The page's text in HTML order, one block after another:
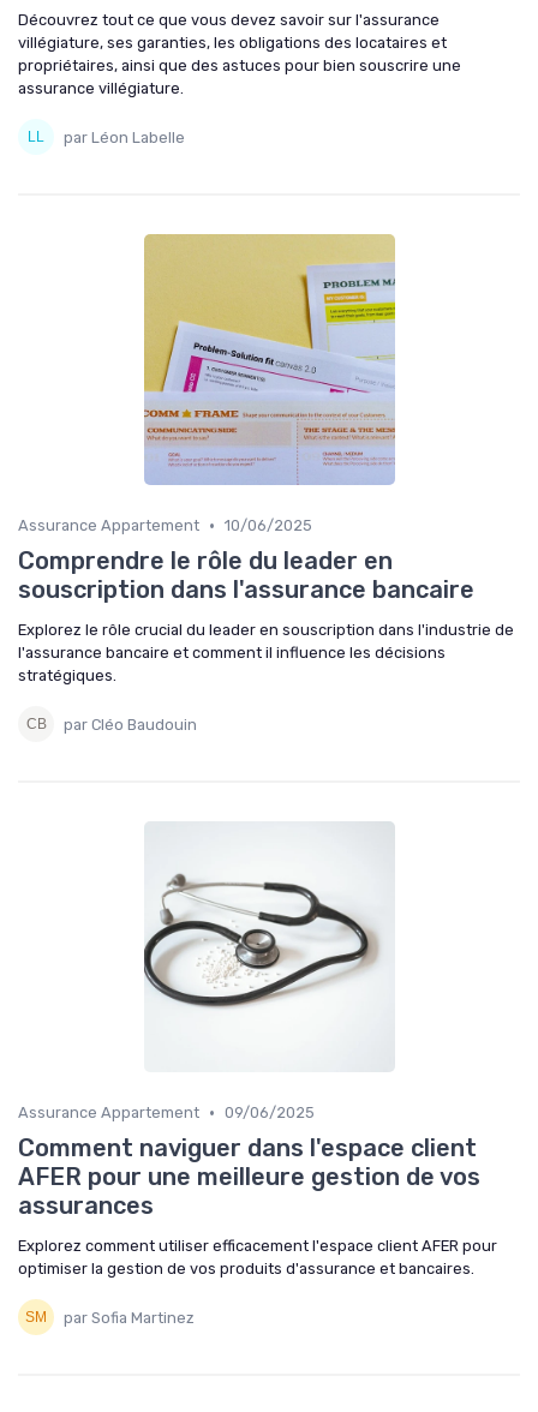
Découvrez tout ce que vous devez savoir sur l'assurance
villégiature, ses garanties, les obligations des locataires et
propriétaires, ainsi que des astuces pour bien souscrire une
assurance villégiature.
par Léon Labelle
Assurance Appartement • 10/06/2025
Comprendre le rôle du leader en
souscription dans l'assurance bancaire
Explorez le rôle crucial du leader en souscription dans l'industrie de
l'assurance bancaire et comment il influence les décisions
stratégiques.
par Cléo Baudouin
Assurance Appartement • 09/06/2025
Comment naviguer dans l'espace client
AFER pour une meilleure gestion de vos
assurances
Explorez comment utiliser efficacement l'espace client AFER pour
optimiser la gestion de vos produits d'assurance et bancaires.
par Sofia Martinez